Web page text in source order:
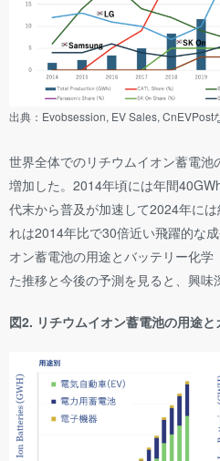
出典：Evobsession, EV Sales, CnEVPost
世界全体でのリチウムイオン蓄電
増加した。2014年頃には年間
代末から普及が加速して2024年に
れは2014年比で30倍近い飛躍的な
オン蓄電池の用途とバッテリー化学
た推移と今後の予測を見ると、興味
図2. リチウムイオン蓄電池の用途